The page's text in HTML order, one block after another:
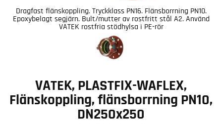
Dragfast flänskoppling. Tryckklass PN16. Flänsborrning PN10.
Epoxybelagt segjärn. Bult/mutter av rostfritt stål A2. Använd
VATEK rostfria stödhylsa i PE-rör
VATEK, PLASTFIX-WAFLEX,
Flänskoppling, flänsborrning PN10,
DN250x250